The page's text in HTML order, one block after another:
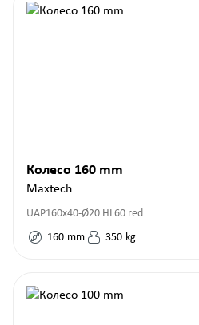
Колесо 160 mm
Maxtech
UAP160x40-Ø20 HL60 red
160 mm 350 kg